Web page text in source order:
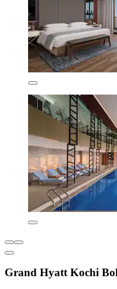
Grand Hyatt Kochi